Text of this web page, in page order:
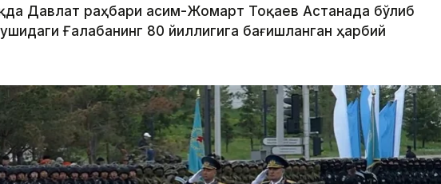
Давлат раҳбари Қасим-Жомарт Тоқаев Астанада бўлиб
Ғалабанинг 80 йиллигига бағишланган ҳарбий